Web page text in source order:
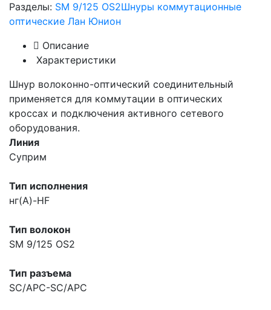
Разделы: SM 9/125 OS2Шнуры коммутационные
оптические Лан Юнион
Описание
Характеристики
Шнур волоконно-оптический соединительный
применяется для коммутации в оптических
кроссах и подключения активного сетевого
оборудования.
Линия
Суприм
Тип исполнения
нг(A)-HF
Тип волокон
SM 9/125 OS2
Тип разъема
SC/APC-SC/APC